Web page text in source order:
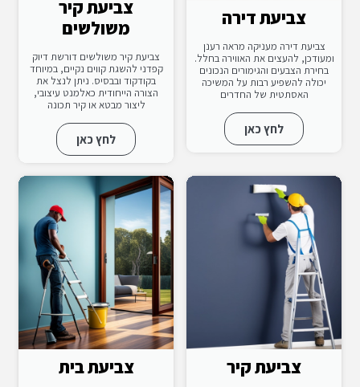
צביעת דירה
צביעת דירה מעניקה מראה רענן
ומעודכן, להעצים את האווירה בחלל.
בחירת הצבעים והגימורים הנכונים
יכולה להשפיע רבות על המשיכה
האסתטית של החדרים
לחץ כאן
צביעת קיר
משולשים
צביעת קיר משולשים דורשת דיוק
קפדני להשגת קווים נקיים, במיוחד
בקודקוד ובבסיס. ניתן לנצל את
הצורה הייחודית כאלמנט עיצובי,
ליצור מבטא או קיר תכונה
לחץ כאן
צביעת קיר צביעת בית